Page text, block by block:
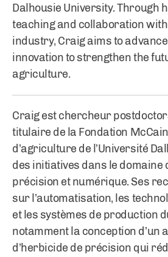
Dalhousie University. Through
teaching and collaboration
industry, Craig aims to
innovation to strengthen the
agriculture.
Craig est chercheur
titulaire de la Fondation
d’agriculture de l’Université
des initiatives dans le domaine
précision et numérique. Ses
sur l’automatisation, les
et les systèmes de production
notamment la conception d’un
d’herbicide de précision qui